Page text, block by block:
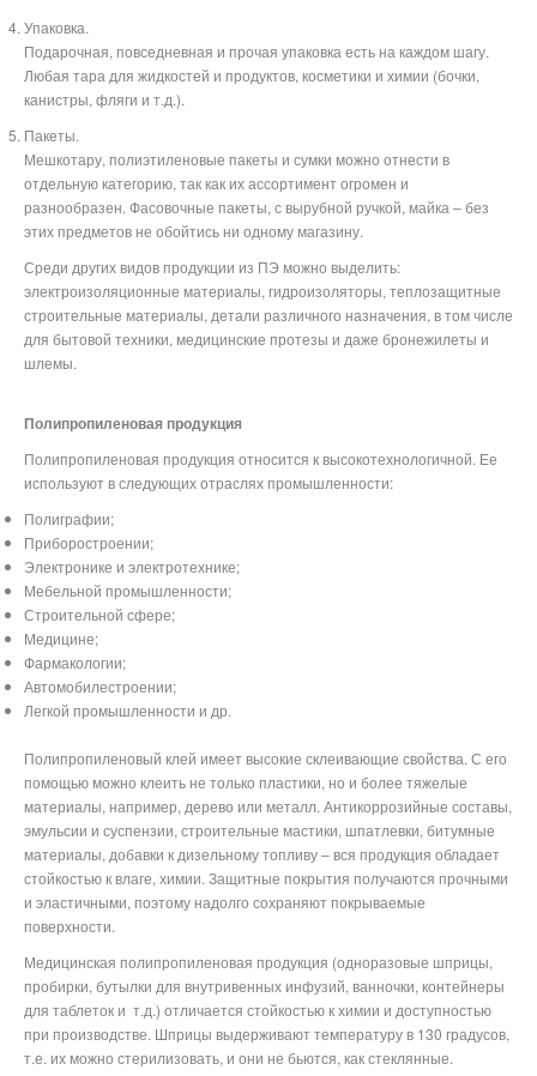
Упаковка.
Подарочная, повседневная и прочая упаковка есть на каждом шагу.
Любая тара для жидкостей и продуктов, косметики и химии (бочки,
канистры, фляги и т.д.).
Пакеты.
Мешкотару, полиэтиленовые пакеты и сумки можно отнести в
отдельную категорию, так как их ассортимент огромен и
разнообразен. Фасовочные пакеты, с вырубной ручкой, майка – без
этих предметов не обойтись ни одному магазину.
Среди других видов продукции из ПЭ можно выделить:
электроизоляционные материалы, гидроизоляторы, теплозащитные
строительные материалы, детали различного назначения, в том числе
для бытовой техники, медицинские протезы и даже бронежилеты и
шлемы.
Полипропиленовая продукция
Полипропиленовая продукция относится к высокотехнологичной. Ее
используют в следующих отраслях промышленности:
Полиграфии;
Приборостроении;
Электронике и электротехнике;
Мебельной промышленности;
Строительной сфере;
Медицине;
Фармакологии;
Автомобилестроении;
Легкой промышленности и др.
Полипропиленовый клей имеет высокие склеивающие свойства. С его
помощью можно клеить не только пластики, но и более тяжелые
материалы, например, дерево или металл. Антикоррозийные составы,
эмульсии и суспензии, строительные мастики, шпатлевки, битумные
материалы, добавки к дизельному топливу – вся продукция обладает
стойкостью к влаге, химии. Защитные покрытия получаются прочными
и эластичными, поэтому надолго сохраняют покрываемые
поверхности.
Медицинская полипропиленовая продукция (одноразовые шприцы,
пробирки, бутылки для внутривенных инфузий, ванночки, контейнеры
для таблеток и т.д.) отличается стойкостью к химии и доступностью
при производстве. Шприцы выдерживают температуру в 130 градусов,
т.е. их можно стерилизовать, и они не бьются, как стеклянные.